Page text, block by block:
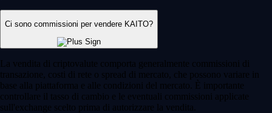
Ci sono commissioni per vendere KAITO?
La vendita di criptovalute comporta generalmente commissioni di
transazione, costi di rete o spread di mercato, che possono variare in
base alla piattaforma e alle condizioni del mercato. È importante
controllare il tasso di cambio e le eventuali commissioni applicate
sull'exchange scelto prima di autorizzare la vendita.